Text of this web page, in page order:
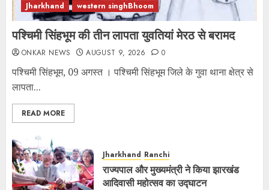
Jharkhand western singhBhoom
पश्चिमी सिंहभूम की तीन लापता युवतियां मेरठ से बरामद
ONKAR NEWS AUGUST 9, 2026 0
पश्चिमी सिंहभूम, 09 अगस्त । पश्चिमी सिंहभूम जिले के गुवा थाना क्षेत्र से
लापता...
READ MORE
Jharkhand Ranchi
राज्यपाल और मुख्यमंत्री ने किया झारखंड
आदिवासी महोत्सव का उद्घाटन